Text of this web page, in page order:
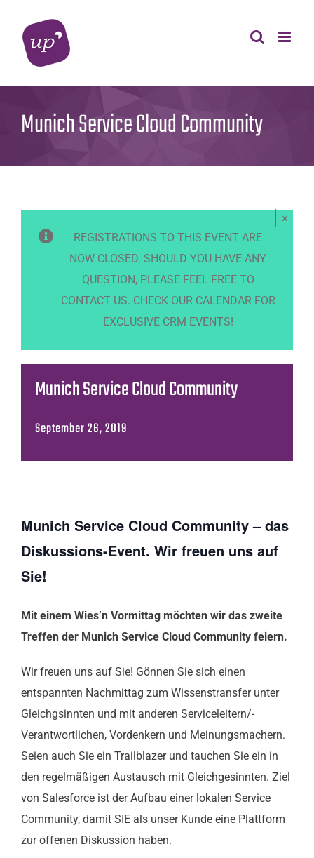
content
Munich Service Cloud Community
REGISTRATIONS TO THIS EVENT ARE
NOW CLOSED. SHOULD YOU HAVE ANY
QUESTION, PLEASE FEEL FREE TO
CONTACT US. CHECK OUR CALENDAR FOR
EXCLUSIVE CRM EVENTS!
×
Munich Service Cloud Community
September 26, 2019
Munich Service Cloud Community – das
Diskussions-Event. Wir freuen uns auf
Sie!
Mit einem Wies’n Vormittag möchten wir das zweite
Treffen der Munich Service Cloud Community feiern.
Wir freuen uns auf Sie! Gönnen Sie sich einen
entspannten Nachmittag zum Wissenstransfer unter
Gleichgsinnten und mit anderen Serviceleitern/-
Verantwortlichen, Vordenkern und Meinungsmachern.
Seien auch Sie ein Trailblazer und tauchen Sie ein in
den regelmäßigen Austausch mit Gleichgesinnten. Ziel
von Salesforce ist der Aufbau einer lokalen Service
Community, damit SIE als unser Kunde eine Plattform
zur offenen Diskussion haben.